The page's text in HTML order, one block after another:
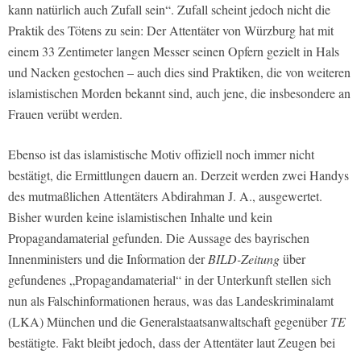
kann natürlich auch Zufall sein“. Zufall scheint jedoch nicht die
Praktik des Tötens zu sein: Der Attentäter von Würzburg hat mit
einem 33 Zentimeter langen Messer seinen Opfern gezielt in Hals
und Nacken gestochen – auch dies sind Praktiken, die von weiteren
islamistischen Morden bekannt sind, auch jene, die insbesondere an
Frauen verübt werden.
Ebenso ist das islamistische Motiv offiziell noch immer nicht
bestätigt, die Ermittlungen dauern an. Derzeit werden zwei Handys
des mutmaßlichen Attentäters Abdirahman J. A., ausgewertet.
Bisher wurden keine islamistischen Inhalte und kein
Propagandamaterial gefunden. Die Aussage des bayrischen
Innenministers und die Information derBILD-Zeitungüber
gefundenes „Propagandamaterial“ in der Unterkunft stellen sich
nun als Falschinformationen heraus, was das Landeskriminalamt
(LKA) München und die Generalstaatsanwaltschaft gegenüberTE
bestätigte. Fakt bleibt jedoch, dass der Attentäter laut Zeugen bei